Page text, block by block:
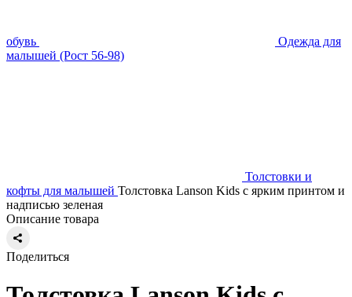
обувь
Одежда для
малышей (Рост 56-98)
Толстовки и
кофты для малышей Толстовка Lanson Kids с ярким принтом и
надписью зеленая
Описание товара
Поделиться